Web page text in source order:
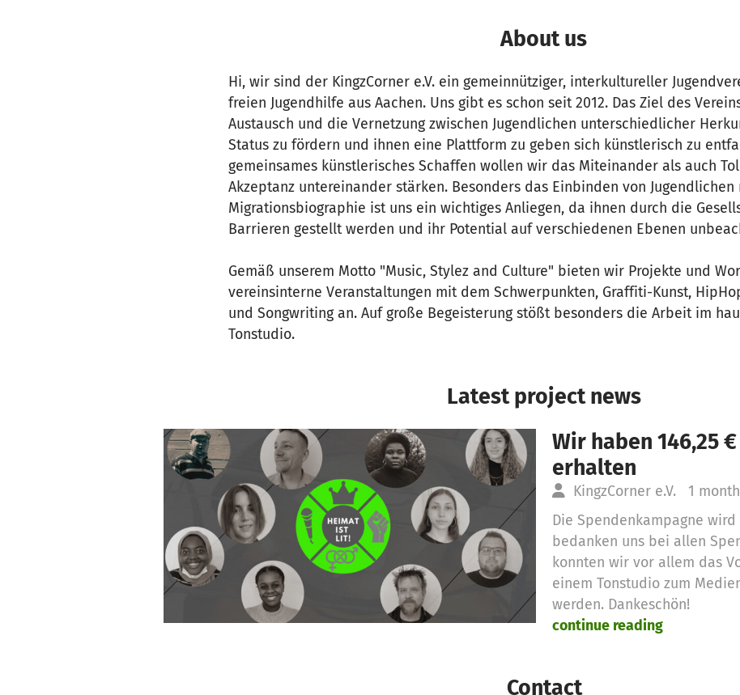
About us
Hi, wir sind der KingzCorner e.V. ein gemeinnütziger, interkultureller
freien Jugendhilfe aus Aachen. Uns gibt es schon seit 2012. Das Ziel des
Austausch und die Vernetzung zwischen Jugendlichen unterschiedlicher
Status zu fördern und ihnen eine Plattform zu geben sich künstlerisch zu
gemeinsames künstlerisches Schaffen wollen wir das Miteinander als auch
Akzeptanz untereinander stärken. Besonders das Einbinden von Jugendlichen
Migrationsbiographie ist uns ein wichtiges Anliegen, da ihnen durch die
Barrieren gestellt werden und ihr Potential auf verschiedenen Ebenen
Gemäß unserem Motto "Music, Stylez and Culture" bieten wir Projekte und
vereinsinterne Veranstaltungen mit dem Schwerpunkten, Graffiti-Kunst,
und Songwriting an. Auf große Begeisterung stößt besonders die Arbeit im
Tonstudio.
Latest project news
Wir haben 146,25
erhalten
KingzCorner e.V. 1
Die Spendenkampagne
bedanken uns bei allen
konnten wir vor allem das
einem Tonstudio zum
werden. Dankeschön!
continue reading
Contact